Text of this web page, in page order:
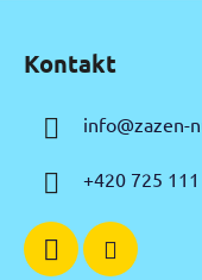
Kontakt
info@zazen-
+420 725 111